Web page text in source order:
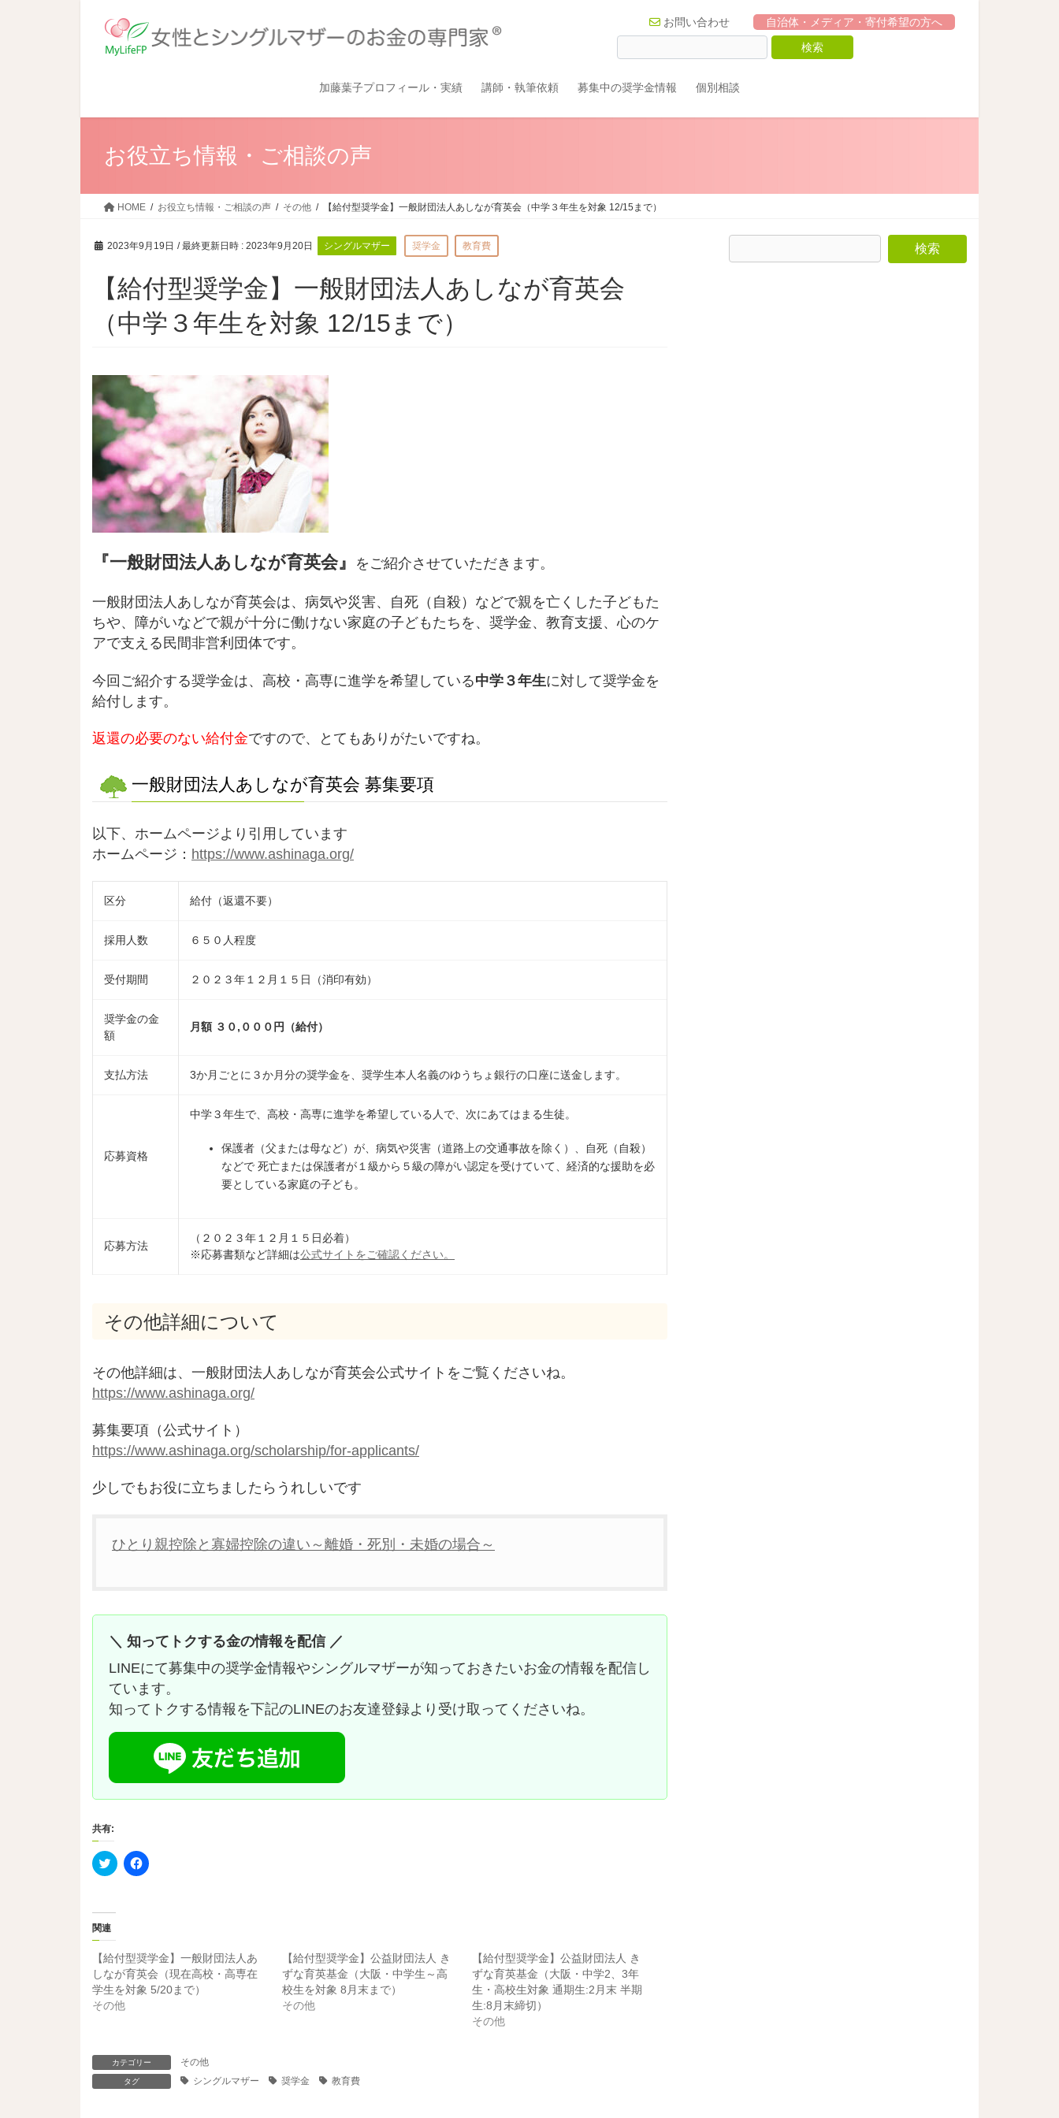
お問い合わせ 自治体・メディア・寄付希望の方へ
加藤葉子プロフィール・実績 講師・執筆依頼 募集中の奨学金情報 個別相談
お役立ち情報・ご相談の声
HOME お役立ち情報・ご相談の声 その他 【給付型奨学金】一般財団法人あしなが育英会（中学３年生を対象 12/15まで）
2023年9月19日 / 最終更新日時 : 2023年9月20日 シングルマザー 奨学金 教育費
【給付型奨学金】一般財団法人あしなが育英会
（中学３年生を対象 12/15まで）
『一般財団法人あしなが育英会』 をご紹介させていただきます。
一般財団法人あしなが育英会は、病気や災害、自死（自殺）などで親を亡くした子どもた
ちや、障がいなどで親が十分に働けない家庭の子どもたちを、奨学金、教育支援、心のケ
アで支える民間非営利団体です。
今回ご紹介する奨学金は、高校・高専に進学を希望している中学３年生に対して奨学金を
給付します。
返還の必要のない給付金ですので、とてもありがたいですね。
一般財団法人あしなが育英会 募集要項
以下、ホームページより引用しています
ホームページ： https://www.ashinaga.org/
区分 給付（返還不要）
採用人数 ６５０人程度
受付期間 ２０２３年１２月１５日（消印有効）
奨学金の金
額
月額 ３０,０００円（給付）
支払方法 3か月ごとに３か月分の奨学金を、奨学生本人名義のゆうちょ銀行の口座に送金します。
応募資格
中学３年生で、高校・高専に進学を希望している人で、次にあてはまる生徒。
保護者（父または母など）が、病気や災害（道路上の交通事故を除く）、自死（自殺）
などで 死亡または保護者が１級から５級の障がい認定を受けていて、経済的な援助を必
要としている家庭の子ども。
応募方法
（２０２３年１２月１５日必着）
※応募書類など詳細は公式サイトをご確認ください。
その他詳細について
その他詳細は、一般財団法人あしなが育英会公式サイトをご覧くださいね。
https://www.ashinaga.org/
募集要項（公式サイト）
https://www.ashinaga.org/scholarship/for-applicants/
少しでもお役に立ちましたらうれしいです
ひとり親控除と寡婦控除の違い～離婚・死別・未婚の場合～
＼ 知ってトクする金の情報を配信 ／
LINEにて募集中の奨学金情報やシングルマザーが知っておきたいお金の情報を配信し
ています。
知ってトクする情報を下記のLINEのお友達登録より受け取ってくださいね。
共有:
ク
リ
て
i
t
t
e
r
で
共
有
い
ウ
ィ
ン
F
a
共
有
す
る
に
し
て
く
だ
関連
【給付型奨学金】一般財団法人あ
しなが育英会（現在高校・高専在
学生を対象 5/20まで）
その他
【給付型奨学金】公益財団法人 き
ずな育英基金（大阪・中学生～高
校生を対象 8月末まで）
その他
【給付型奨学金】公益財団法人 き
ずな育英基金（大阪・中学2、3年
生・高校生対象 通期生:2月末 半期
生:8月末締切）
その他
カテゴリー その他
タグ シングルマザー 奨学金 教育費